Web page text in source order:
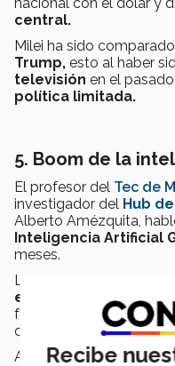
central.
Milei ha sido
Trump, esto al haber
televisión en el
política limitada.
5. Boom de la
El profesor del Tec de
investigador del Hub
Alberto Amézquita,
Inteligencia Artificial
meses.
Los resultados
elementos e
fotos, gráficos,
o párrafos completos,
Asimismo, se destaca
Recibe